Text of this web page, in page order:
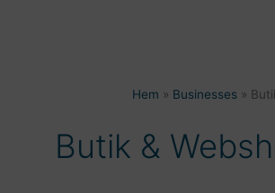
Hem Businesses
Butik &